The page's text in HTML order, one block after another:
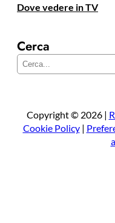
Dove vedere in TV
Cerca
Copyright © 2026 |
Cookie Policy|